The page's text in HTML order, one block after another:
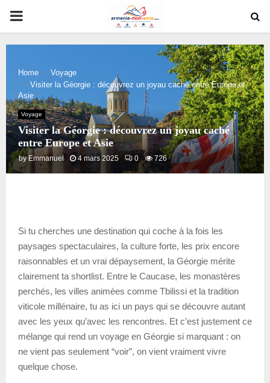
PRIMARY
MENU
Home
Voyage
Visiter la Géorgie : découvrez un joyau caché entre Europe et
Asie
Voyage
Visiter la Géorgie : découvrez un joyau caché
entre Europe et Asie
by Emmanuel 4 mars 2025 0 726
Si tu cherches une destination qui coche à la fois les
paysages spectaculaires, la culture forte, les prix encore
raisonnables et un vrai dépaysement, la Géorgie mérite
clairement ta shortlist. Entre le Caucase, les monastères
perchés, les villes animées comme Tbilissi et la tradition
viticole millénaire, tu as ici un pays qui se découvre autant
avec les yeux qu’avec les rencontres. Et c’est justement ce
mélange qui rend un voyage en Géorgie si marquant : on
ne vient pas seulement “voir”, on vient vraiment vivre
quelque chose.